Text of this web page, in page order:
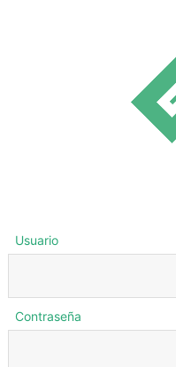
Usuario
Contraseña